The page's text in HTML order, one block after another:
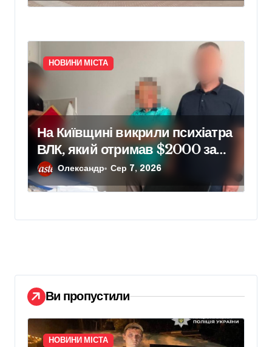
НОВИНИ МІСТА
На Київщині викрили психіатра
ВЛК, який отримав $2000 за
фіктивний діагноз
Олександр Сер 7, 2026
Ви пропустили
НОВИНИ МІСТА